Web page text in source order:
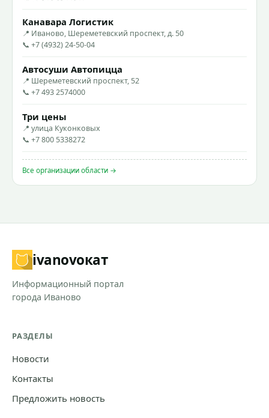
Канавара Логистик
📍 Иваново, Шереметевский проспект, д. 50
📞 +7 (4932) 24-50-04
Автосуши Автопицца
📍 Шереметевский проспект, 52
📞 +7 493 2574000
Три цены
📍 улица Куконковых
📞 +7 800 5338272
Все организации области →
ivanovoкат
Информационный портал
города Иваново
РАЗДЕЛЫ
Новости
Контакты
Предложить новость